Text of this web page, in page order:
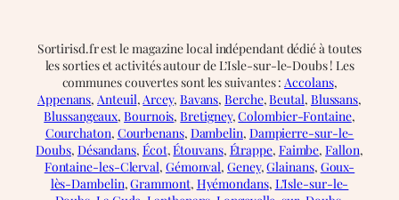
Sortirisd.fr est le magazine local indépendant dédié à toutes
les sorties et activités autour de L’Isle-sur-le-Doubs ! Les
communes couvertes sont les suivantes : Accolans,
Appenans, Anteuil, Arcey, Bavans,Berche,Beutal, Blussans,
Blussangeaux,Bournois,Bretigney,Colombier-Fontaine,
Courchaton, Courbenans, Dambelin, Dampierre-sur-le-
Doubs, Désandans, Écot,Étouvans, Étrappe, Faimbe,Fallon,
Fontaine-les-Clerval, Gémonval,Geney,Glainans, Goux-
lès-Dambelin,Grammont, Hyémondans, L’Isle-sur-le-